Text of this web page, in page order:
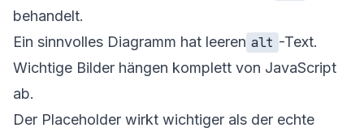
behandelt.
Ein sinnvolles Diagramm hat leeren alt -Text.
Wichtige Bilder hängen komplett von JavaScript
ab.
Der Placeholder wirkt wichtiger als der echte